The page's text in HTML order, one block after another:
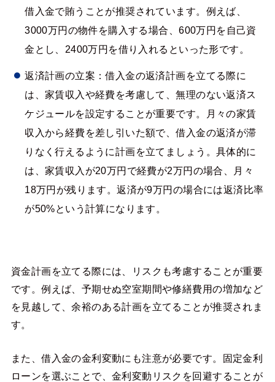
借入金で賄うことが推奨されています。例えば、
3000万円の物件を購入する場合、600万円を自己資
金とし、2400万円を借り入れるといった形です。
返済計画の立案：借入金の返済計画を立てる際に
は、家賃収入や経費を考慮して、無理のない返済ス
ケジュールを設定することが重要です。月々の家賃
収入から経費を差し引いた額で、借入金の返済が滞
りなく行えるように計画を立てましょう。具体的に
は、家賃収入が20万円で経費が2万円の場合、月々
18万円が残ります。返済が9万円の場合には返済比率
が50%という計算になります。
資金計画を立てる際には、リスクも考慮することが重要
です。例えば、予期せぬ空室期間や修繕費用の増加など
を見越して、余裕のある計画を立てることが推奨されま
す。
また、借入金の金利変動にも注意が必要です。固定金利
ローンを選ぶことで、金利変動リスクを回避することが